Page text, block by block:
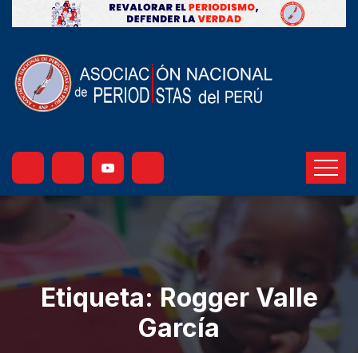
Etiqueta:Rogger Valle
García